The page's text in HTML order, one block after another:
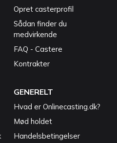
Opret casterprofil
Sådan finder du
medvirkende
FAQ - Castere
Kontrakter
GENERELT
Hvad er Onlinecasting.dk?
Mød holdet
Handelsbetingelser